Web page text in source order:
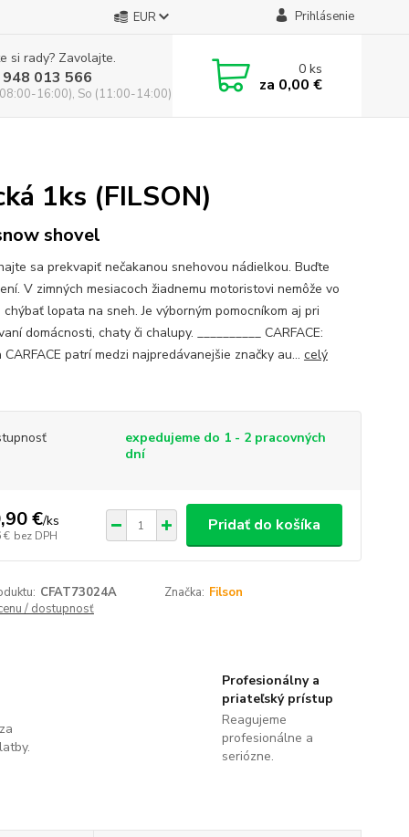
EUR Prihlásenie
si rady? Zavolajte.
013 566
16:00), So (11:00-14:00)
0ks
za 0,00 €
1ks (FILSON)
shovel
sa prekvapiť nečakanou snehovou nádielkou. Buďte
V zimných mesiacoch žiadnemu motoristovi nemôže vo
chýbať lopata na sneh. Je výborným pomocníkom aj pri
domácnosti, chaty či chalupy. __________ CARFACE:
CARFACE patrí medzi najpredávanejšie značky au... celý
expedujeme do 1 - 2 pracovných
dní
€/ks
€ bez DPH
Pridať do košíka
CFAT73024A Značka: Filson
/ dostupnosť
Profesionálny a
priateľský prístup
Reagujeme
profesionálne a
seriózne.